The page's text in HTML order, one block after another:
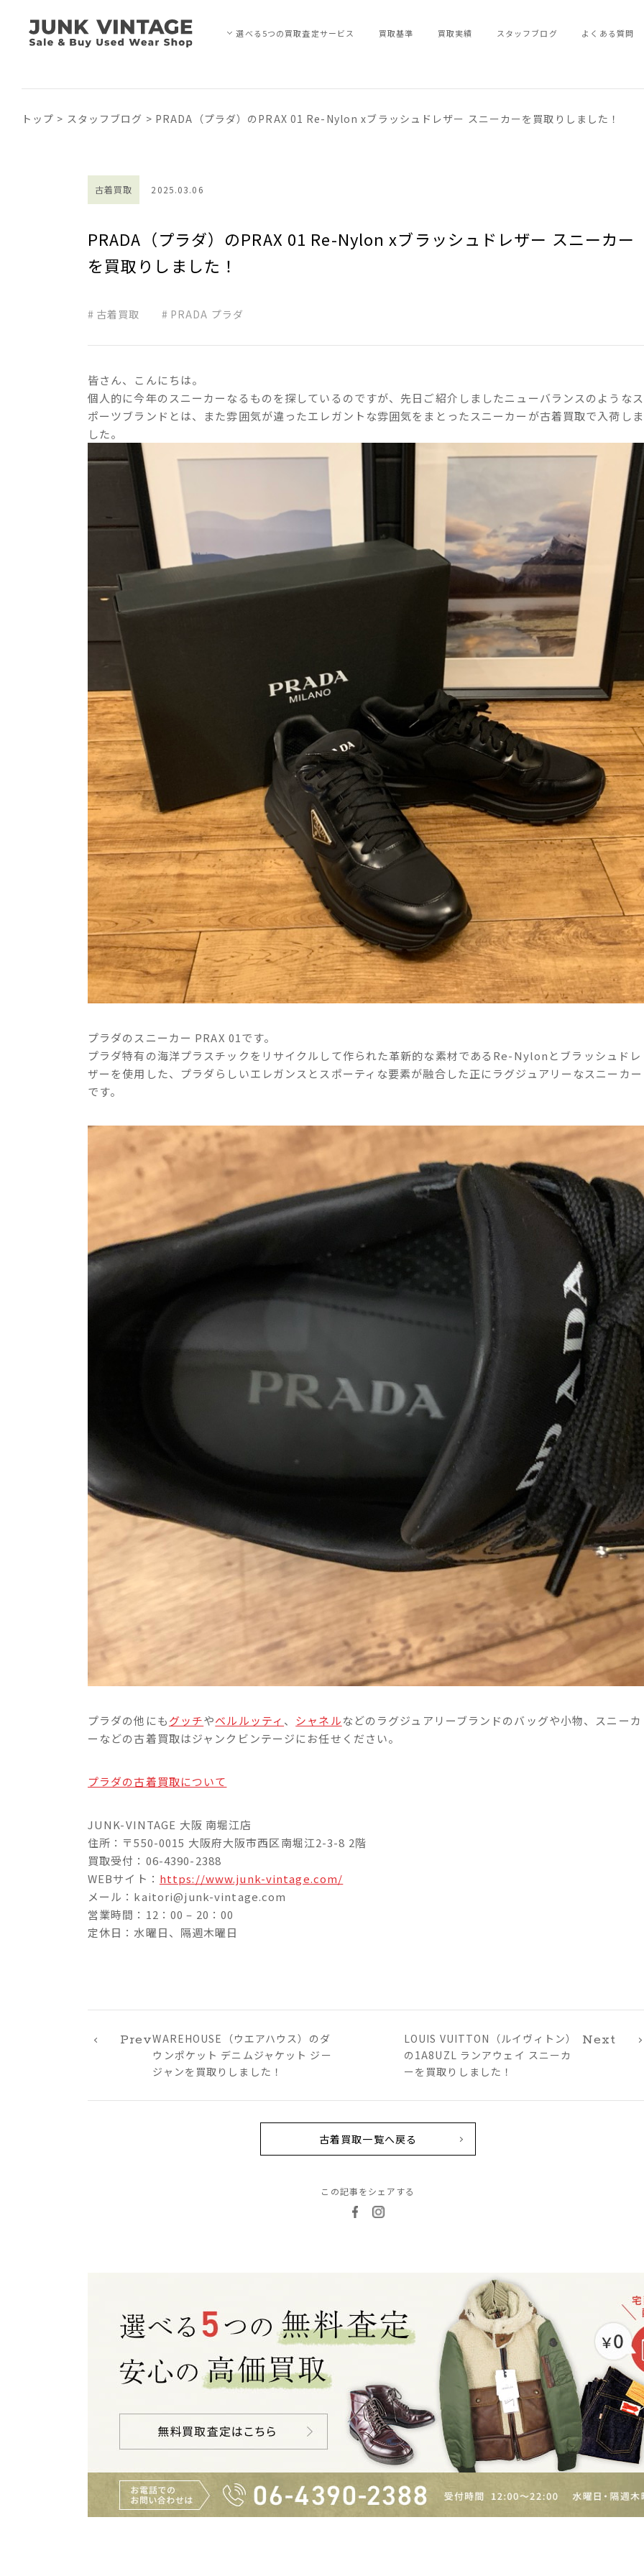
選べる5つの買取査定サービス 買取基準 買取実績 スタッフブログ よくある質問
トップ > スタッフブログ > PRADA（プラダ）のPRAX 01 Re-Nylon xブラッシュドレザー スニーカーを買取りしました！
古着買取 2025.03.06
PRADA（プラダ）のPRAX 01 Re-Nylon xブラッシュドレザー スニーカー
を買取りしました！
古着買取 PRADA プラダ
皆さん、こんにちは。
個人的に今年のスニーカーなるものを探しているのですが、先日ご紹介しましたニューバランスのようなス
ポーツブランドとは、また雰囲気が違ったエレガントな雰囲気をまとったスニーカーが古着買取で入荷しま
した。
プラダのスニーカー PRAX 01です。
プラダ特有の海洋プラスチックをリサイクルして作られた革新的な素材であるRe-Nylonとブラッシュドレ
ザーを使用した、プラダらしいエレガンスとスポーティな要素が融合した正にラグジュアリーなスニーカー
です。
プラダの他にもグッチやベルルッティ 、 シャネルなどのラグジュアリーブランドのバッグや小物、スニーカ
ーなどの古着買取はジャンクビンテージにお任せください。
プラダの古着買取について
JUNK-VINTAGE 大阪 南堀江店
住所：〒550-0015 大阪府大阪市西区南堀江2-3-8 2階
買取受付：06-4390-2388
WEBサイト： https://www.junk-vintage.com/
メール：kaitori@junk-vintage.com
営業時間：12：00 – 20：00
定休日：水曜日、隔週木曜日
PrevWAREHOUSE（ウエアハウス）のダ
ウンポケット デニムジャケット ジー
ジャンを買取りしました！
Next
LOUIS VUITTON（ルイヴィトン）
の1A8UZL ランアウェイ スニーカ
ーを買取りしました！
古着買取一覧へ戻る
この記事をシェアする